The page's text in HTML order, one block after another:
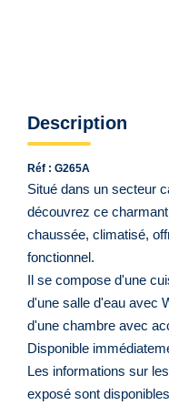
Description
Réf : G265A
Situé dans un secteur
découvrez ce
chaussée, climatisé,
fonctionnel.
Il se compose d'une
d'une salle d'eau avec
d'une chambre avec
Disponible
Les informations sur
exposé sont